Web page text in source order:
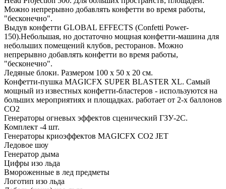
Можно непрерывно добавлять конфетти во время работы,
"бесконечно".
Выдув конфетти GLOBAL EFFECTS (Confetti Power-
150).Небольшая, но достаточно мощная конфетти-машина для
небольших помещений клубов, ресторанов. Можно
непрерывно добавлять конфетти во время работы,
"бесконечно".
Ледяные блоки. Размером 100 х 50 х 20 см.
Конфетти-пушка MAGICFX SUPER BLASTER XL. Самый
мощный из известных конфетти-бластеров - используются на
больших мероприятиях и площадках. работает от 2-х баллонов
СО2
Генераторы огневых эффектов сценический ГЗУ-2С.
Комплект -4 шт.
Генераторы криоэффектов MAGICFX CO2 JET
Ледовое шоу
Генератор дыма
Цифры изо льда
Вмороженные в лед предметы
Логотип изо льда